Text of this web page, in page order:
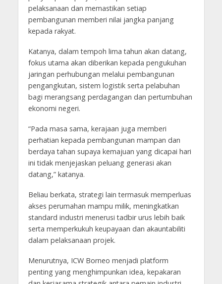
pelaksanaan dan memastikan setiap
pembangunan memberi nilai jangka panjang
kepada rakyat.
Katanya, dalam tempoh lima tahun akan datang,
fokus utama akan diberikan kepada pengukuhan
jaringan perhubungan melalui pembangunan
pengangkutan, sistem logistik serta pelabuhan
bagi merangsang perdagangan dan pertumbuhan
ekonomi negeri.
“Pada masa sama, kerajaan juga memberi
perhatian kepada pembangunan mampan dan
berdaya tahan supaya kemajuan yang dicapai hari
ini tidak menjejaskan peluang generasi akan
datang,” katanya.
Beliau berkata, strategi lain termasuk memperluas
akses perumahan mampu milik, meningkatkan
standard industri menerusi tadbir urus lebih baik
serta memperkukuh keupayaan dan akauntabiliti
dalam pelaksanaan projek.
Menurutnya, ICW Borneo menjadi platform
penting yang menghimpunkan idea, kepakaran